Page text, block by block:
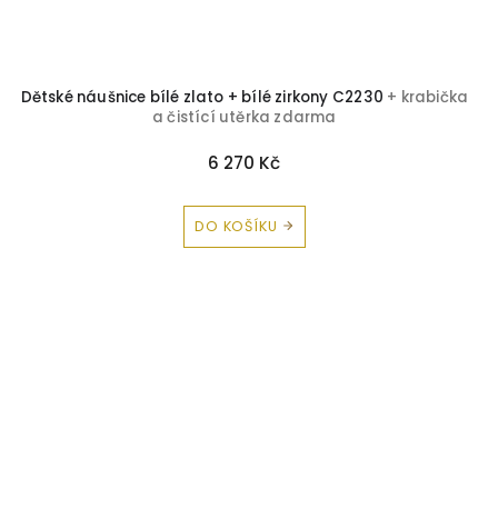
Dětské náušnice bílé zlato + bílé zirkony C2230 + krabička
a čistící utěrka zdarma
6 270 Kč
DO KOŠÍKU